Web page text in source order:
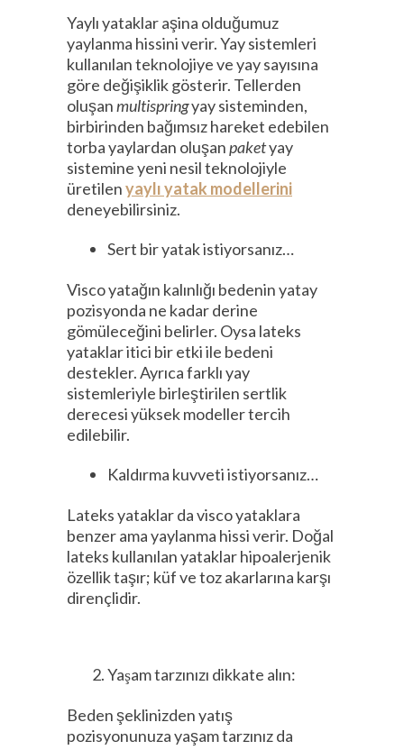
Yaylı yataklar aşina olduğumuz
yaylanma hissini verir. Yay sistemleri
kullanılan teknolojiye ve yay sayısına
göre değişiklik gösterir. Tellerden
oluşanmultispringyay sisteminden,
birbirinden bağımsız hareket edebilen
torba yaylardan oluşanpaketyay
sistemine yeni nesil teknolojiyle
üretilenyaylı yatak modellerini
deneyebilirsiniz.
Sert bir yatak istiyorsanız…
Visco yatağın kalınlığı bedenin yatay
pozisyonda ne kadar derine
gömüleceğini belirler. Oysa lateks
yataklar itici bir etki ile bedeni
destekler. Ayrıca farklı yay
sistemleriyle birleştirilen sertlik
derecesi yüksek modeller tercih
edilebilir.
Kaldırma kuvveti istiyorsanız…
Lateks yataklar da visco yataklara
benzer ama yaylanma hissi verir. Doğal
lateks kullanılan yataklar hipoalerjenik
özellik taşır; küf ve toz akarlarına karşı
dirençlidir.
Yaşam tarzınızı dikkate alın:
Beden şeklinizden yatış
pozisyonunuza yaşam tarzınız da